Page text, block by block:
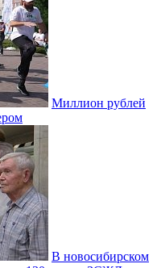
Миллион рублей
В новосибирском